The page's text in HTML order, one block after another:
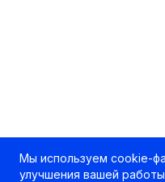
Мы используем cookie-
улучшения вашей